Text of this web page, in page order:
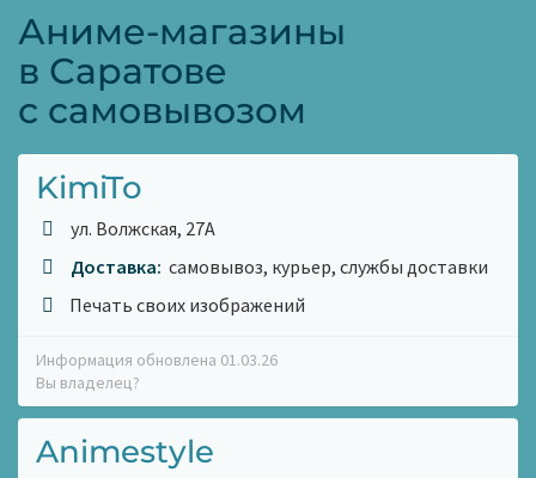
Аниме-магазины
в Саратове
с самовывозом
KimiTo
ул. Волжская, 27А
Доставка: самовывоз, курьер, службы доставки
Печать своих изображений
Информация обновлена 01.03.26
Вы владелец?
Animestyle